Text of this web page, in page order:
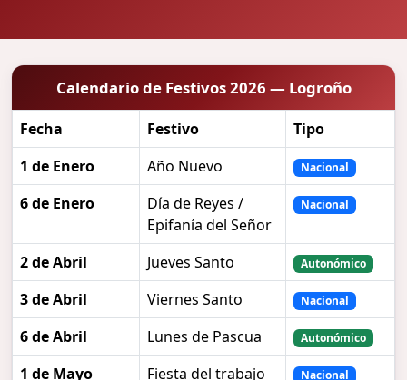
Calendario de Festivos 2026 — Logroño
Fecha Festivo
Tipo
1 de Enero
Año Nuevo Nacional
6 de Enero
Día de Reyes /
Epifanía del Señor
Nacional
2 de Abril Jueves Santo Autonómico
3 de Abril Viernes Santo Nacional
6 de Abril Lunes de Pascua Autonómico
1 de Mayo Fiesta del trabajo Nacional